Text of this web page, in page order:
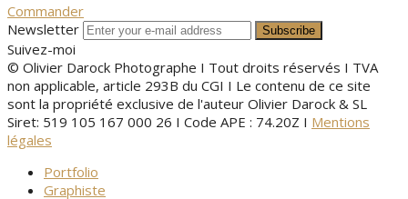
Commander
Newsletter
Suivez-moi
© Olivier Darock Photographe I Tout droits réservés I TVA
non applicable, article 293B du CGI I Le contenu de ce site
sont la propriété exclusive de l'auteur Olivier Darock & SL
Siret: 519 105 167 000 26 I Code APE : 74.20Z I Mentions
légales
Portfolio
Graphiste